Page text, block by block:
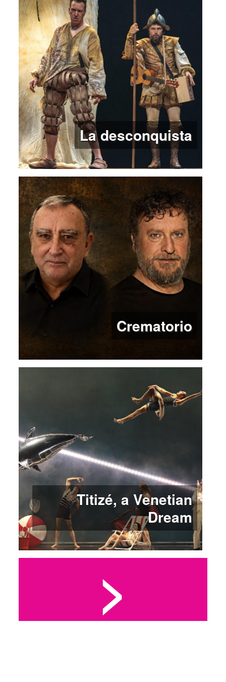
La desconquista
Crematorio
Titizé, a Venetian
Dream
>